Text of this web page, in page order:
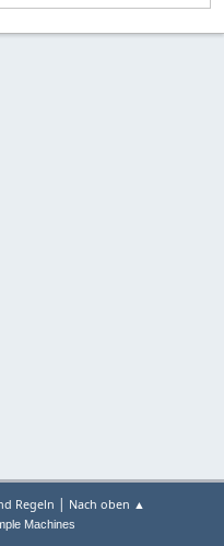
Regeln | Nach oben ▲
Machines